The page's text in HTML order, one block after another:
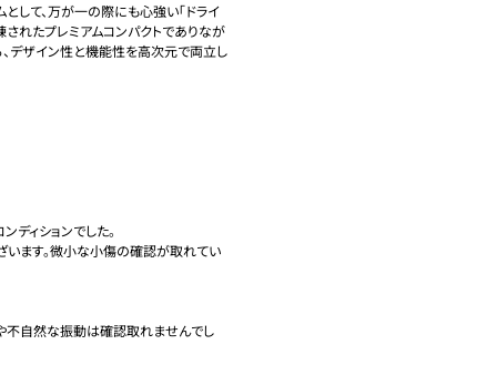
して、万が一の際にも心強い「ドライ
れたプレミアムコンパクトでありなが
デザイン性と機能性を高次元で両立し
ィションでした。
ます。微小な小傷の確認が取れてい
不自然な振動は確認取れませんでし